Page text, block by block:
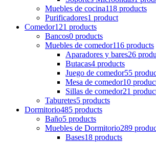
Muebles de cocina118 products
Purificadores1 product
Comedor121 products
Bancos0 products
Muebles de comedor116 products
Aparadores y bares26
Butacas4 products
Juego de comedor55
Mesa de comedor10
Sillas de comedor21
Taburetes5 products
Dormitorio485 products
Baño5 products
Muebles de Dormitorio289
Bases18 products